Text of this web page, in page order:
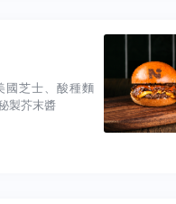
國芝士、酸種麵
製芥末醬